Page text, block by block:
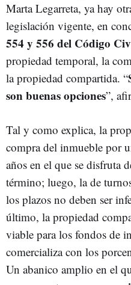
Marta Legarreta, ya hay
legislación vigente, en
554 y 556 del Código
propiedad temporal, la
la propiedad compartida. “
son buenas opciones”,
Tal y como explica, la
compra del inmueble por
años en el que se disfruta
término; luego, la de
los plazos no deben ser
último, la propiedad
viable para los fondos de
comercializa con los
Un abanico amplio en el